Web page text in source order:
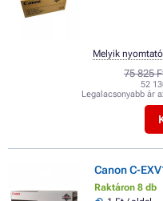
75 825
52
Legalacsonyabb ár
Melyik
Canon C-
Raktáron 8 db